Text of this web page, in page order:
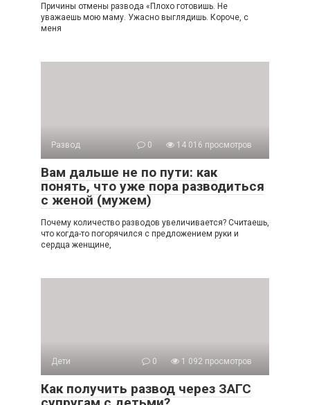
Причины отмены развода «Плохо готовишь. Не
уважаешь мою маму. Ужасно выглядишь. Короче, с
меня
Развод 0 14 016 просмотров
Вам дальше не по пути: как
понять, что уже пора разводиться
с женой (мужем)
Почему количество разводов увеличивается? Считаешь,
что когда-то погорячился с предложением руки и
сердца женщине,
Дети 0 1 092 просмотров
Как получить развод через ЗАГС